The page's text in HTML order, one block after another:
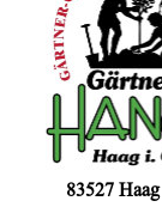
83527